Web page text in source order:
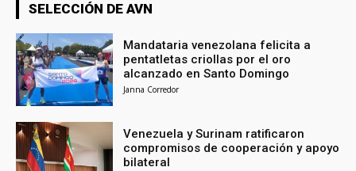
SELECCIÓN DE AVN
Mandataria venezolana felicita a
pentatletas criollas por el oro
alcanzado en Santo Domingo
Janna Corredor
Venezuela y Surinam ratificaron
compromisos de cooperación y apoyo
bilateral